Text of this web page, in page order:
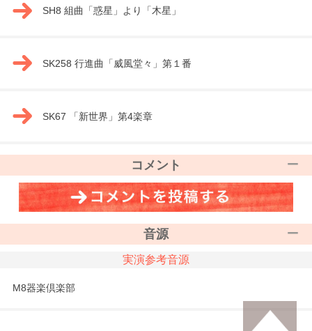
SH8 組曲「惑星」より「木星」
SK258 行進曲「威風堂々」第１番
SK67 「新世界」第4楽章
コメント
音源
実演参考音源
M8器楽倶楽部